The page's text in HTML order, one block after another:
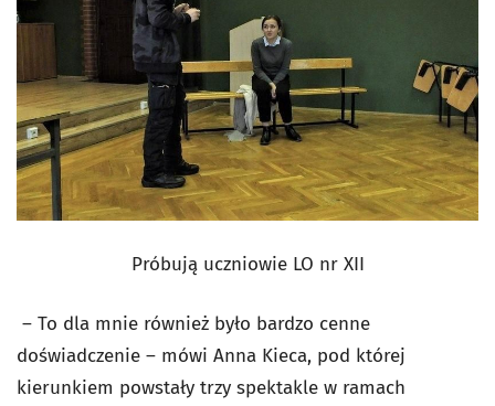
Próbują uczniowie LO nr XII
– To dla mnie również było bardzo cenne
doświadczenie – mówi Anna Kieca, pod której
kierunkiem powstały trzy spektakle w ramach